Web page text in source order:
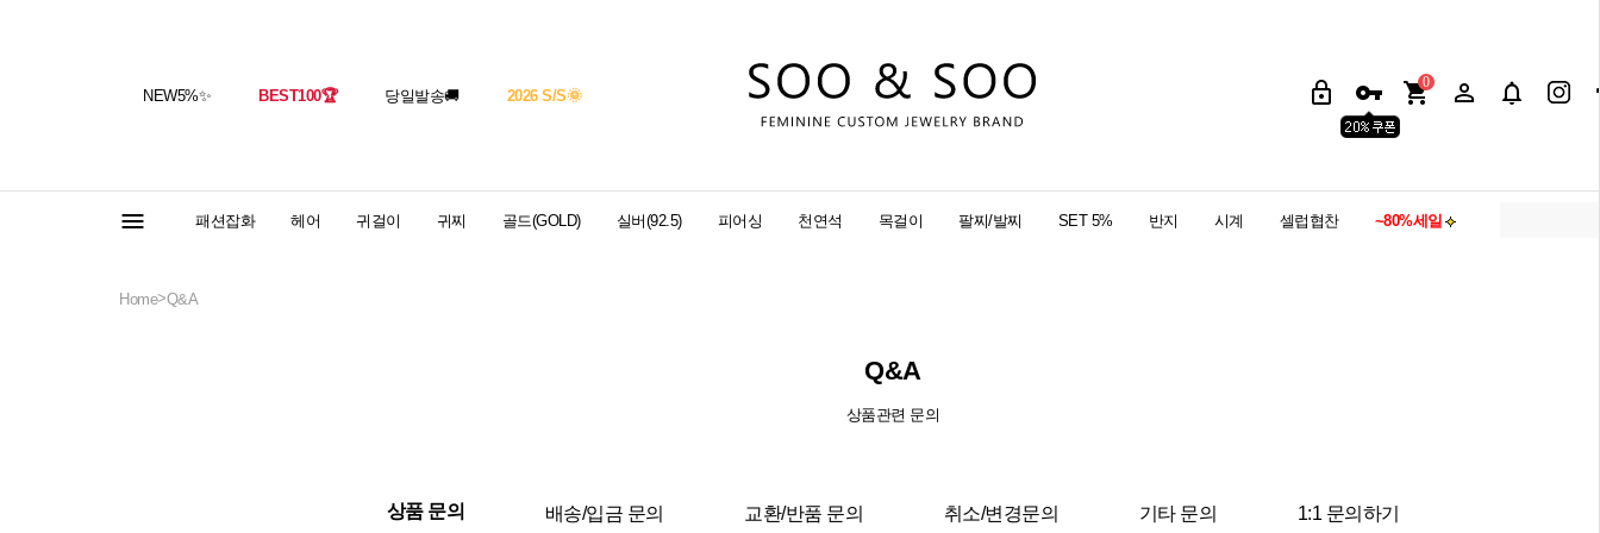
NEW5%✨ BEST100🏆 당일발송🚚 2026 S/S🌞
0
패션잡화 헤어 귀걸이 귀찌 골드(GOLD) 실버(92.5) 피어싱 천연석 목걸이 팔찌/발찌 SET 5% 반지 시계 셀럽협찬 ~80%세일
Home>Q&A
Q&A
상품관련 문의
상품 문의 배송/입금 문의 교환/반품 문의 취소/변경문의 기타 문의 1:1 문의하기